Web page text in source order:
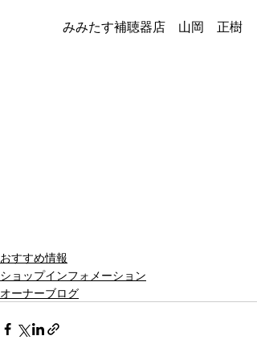
みみたす補聴器店　山岡　正樹
おすすめ情報
ショップインフォメーション
オーナーブログ